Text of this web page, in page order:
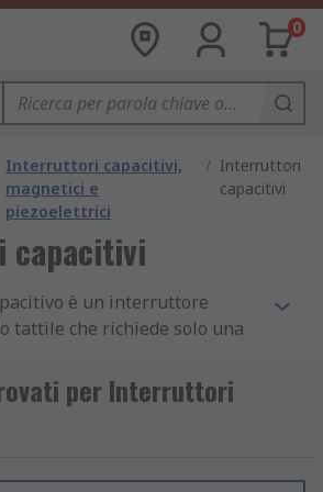
0
Interruttori capacitivi,
magnetici e
piezoelettrici
/ Interruttori
capacitivi
è un interruttore
tattile che richiede solo una
utilizza il tipo più
con sensore tattile in
interruttore elettronico
su di esso. Gli interruttori
per Interruttori